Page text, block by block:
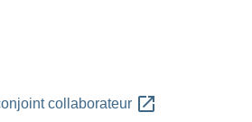
collaborateur open_in_new